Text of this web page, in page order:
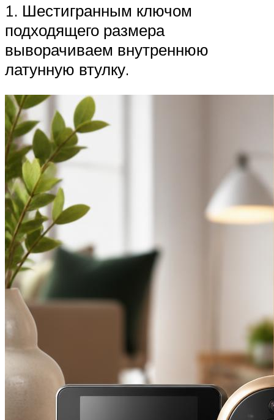
1. Шестигранным ключом
подходящего размера
выворачиваем внутреннюю
латунную втулку.